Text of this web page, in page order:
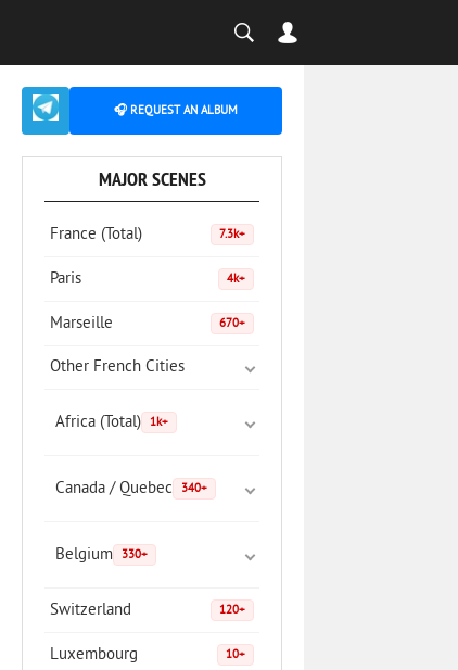
🎧 REQUEST AN ALBUM
MAJOR SCENES
France (Total) 7.3k+
Paris 4k+
Marseille 670+
Other French Cities
Africa (Total) 1k+
Canada / Quebec 340+
Belgium 330+
Switzerland 120+
Luxembourg 10+